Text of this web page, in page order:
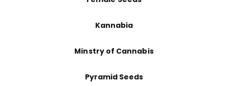
Kannabia
Minstry of Cannabis
Pyramid Seeds